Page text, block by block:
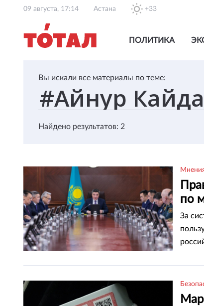
09 августа, 17:14 Астана +33
ПОЛИТИКА
Вы искали все материалы по теме:
Найдено результатов: 2
по
За